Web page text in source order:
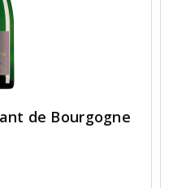
de Bourgogne